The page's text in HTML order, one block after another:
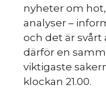
nyheter om
analyser –
och det är svårt
därför en
viktigaste
klockan 21.00.